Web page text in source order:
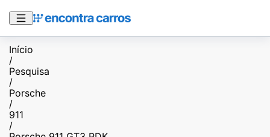
Início
/
Pesquisa
/
Porsche
/
911
/